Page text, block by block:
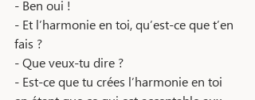
- Ben oui !
- Et l’harmonie en toi, qu’est-ce que t’en
fais ?
- Que veux-tu dire ?
- Est-ce que tu crées l’harmonie en toi